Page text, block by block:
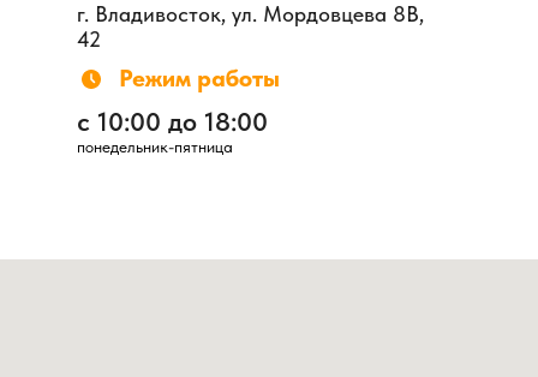
Режим работы
г. Владивосток, ул. Мордовцева 8В,
42
с 10:00 до 18:00
понедельник-пятница